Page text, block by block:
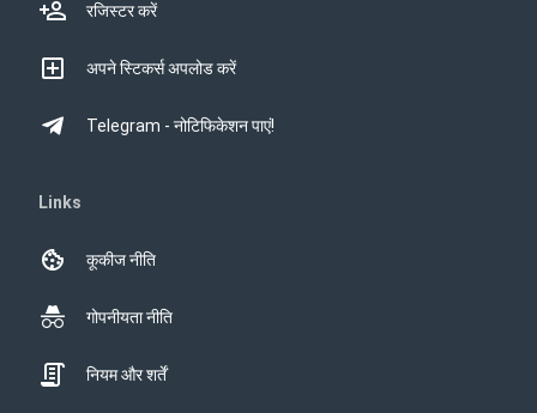
रजिस्टर करें
अपने स्टिकर्स अपलोड करें
Telegram - नोटिफिकेशन पाएं!
Links
कूकीज नीति
गोपनीयता नीति
नियम और शर्तें